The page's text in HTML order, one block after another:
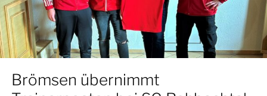
Brömsen übernimmt